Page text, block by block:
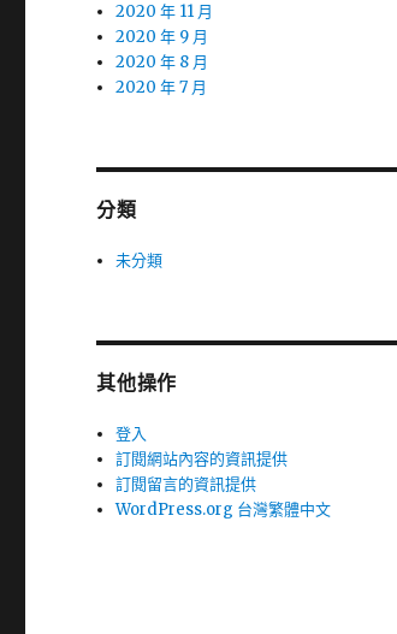
2020 年 11 月
2020 年 9 月
2020 年 8 月
2020 年 7 月
分類
未分類
其他操作
登入
訂閱網站內容的資訊提供
訂閱留言的資訊提供
WordPress.org 台灣繁體中文